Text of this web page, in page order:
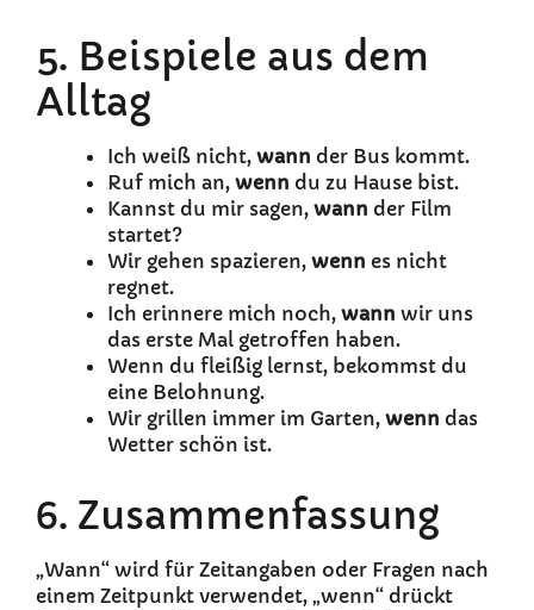
5. Beispiele aus dem
Alltag
Ich weiß nicht, wann der Bus kommt.
Ruf mich an, wenn du zu Hause bist.
Kannst du mir sagen, wann der Film
startet?
Wir gehen spazieren, wenn es nicht
regnet.
Ich erinnere mich noch, wann wir uns
das erste Mal getroffen haben.
Wenn du fleißig lernst, bekommst du
eine Belohnung.
Wir grillen immer im Garten, wenn das
Wetter schön ist.
6. Zusammenfassung
„Wann“ wird für Zeitangaben oder Fragen nach
einem Zeitpunkt verwendet, „wenn“ drückt